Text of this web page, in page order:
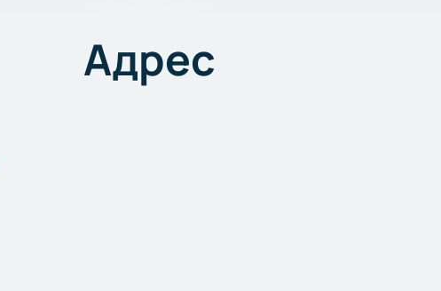
Адрес